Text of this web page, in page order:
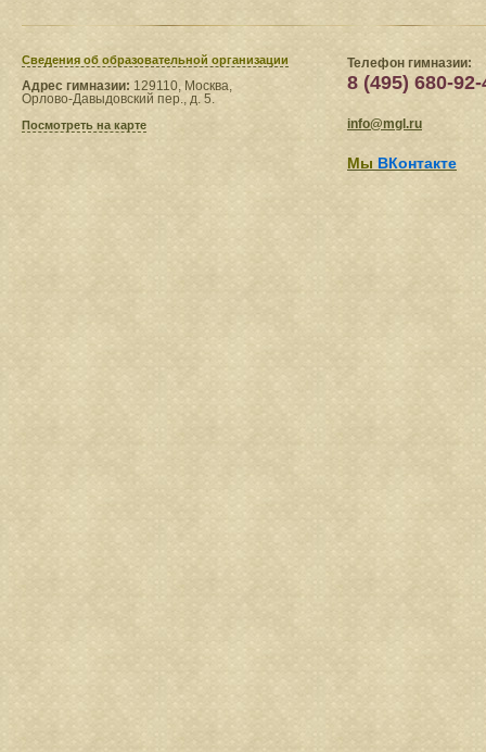
Сведения​ об образовательной организации
Адрес гимназии: 129110, Москва,
Орлово-Давыдовский пер., д. 5.
Посмотреть на карте
Телефон гимназии:
8 (495) 680-92-
info@mgl.ru
Мы ВКонтакте